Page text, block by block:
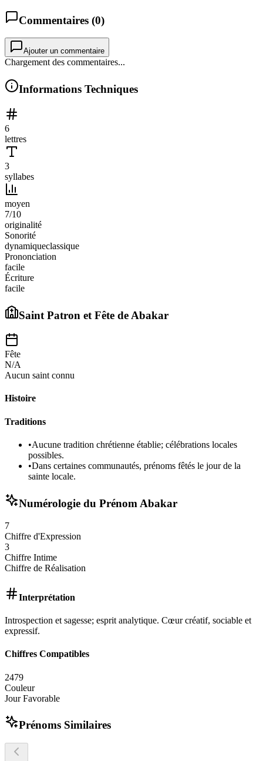
Commentaires (0)
Ajouter un commentaire
Chargement des commentaires...
Informations Techniques
6
lettres
3
syllabes
moyen
7/10
originalité
Sonorité
dynamiqueclassique
Prononciation
facile
Écriture
facile
Saint Patron et Fête de Abakar
Fête
N/A
Aucun saint connu
Histoire
Traditions
•Aucune tradition chrétienne établie; célébrations locales
possibles.
•Dans certaines communautés, prénoms fêtés le jour de la
sainte locale.
Numérologie du Prénom Abakar
7
Chiffre d'Expression
3
Chiffre Intime
Chiffre de Réalisation
Interprétation
Introspection et sagesse; esprit analytique. Cœur créatif, sociable et
expressif.
Chiffres Compatibles
2479
Couleur
Jour Favorable
Prénoms Similaires